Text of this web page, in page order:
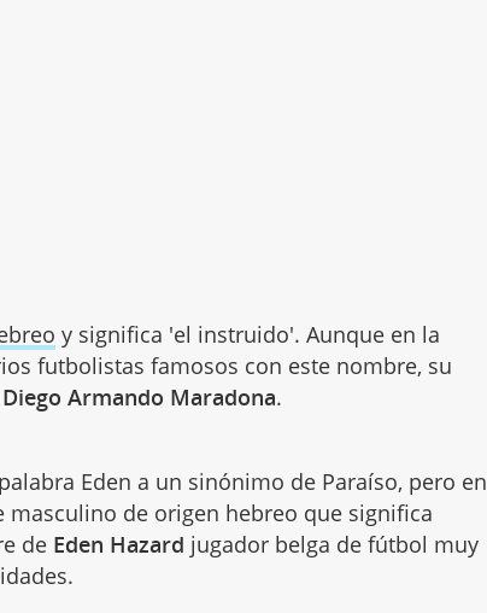
y significa 'el instruido'. Aunque en la
futbolistas famosos con este nombre, su
Diego Armando Maradona.
Eden a un sinónimo de Paraíso, pero en
masculino de origen hebreo que significa
de Eden Hazard jugador belga de fútbol muy